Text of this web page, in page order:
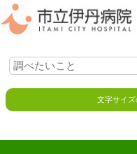
文字サイ